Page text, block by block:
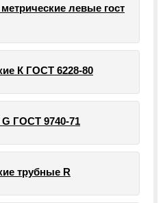
левые гост
К ГОСТ 6228-80
ГОСТ 9740-71
трубные R